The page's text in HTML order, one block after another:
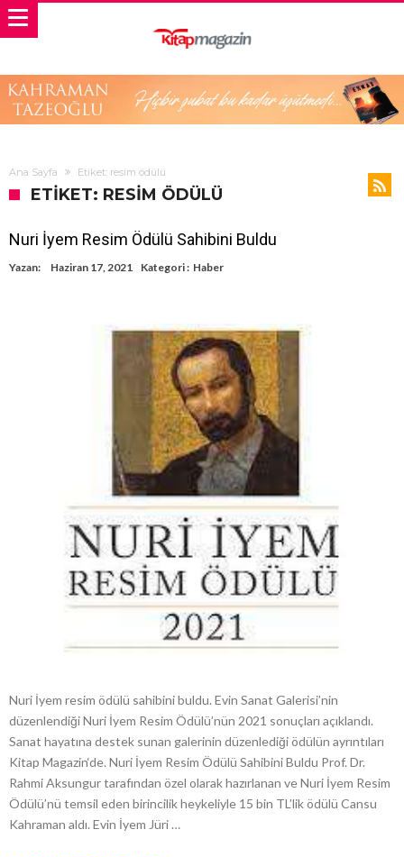
Ana Sayfa Etiket: resim ödülü
ETIKET: RESIM ÖDÜLÜ
Nuri İyem Resim Ödülü Sahibini Buldu
Yazan: Haziran 17, 2021 Kategori : Haber
Nuri İyem resim ödülü sahibini buldu. Evin Sanat Galerisi’nin
düzenlendiği Nuri İyem Resim Ödülü’nün 2021 sonuçları açıklandı.
Sanat hayatına destek sunan galerinin düzenlediği ödülün ayrıntıları
Kitap Magazin‘de. Nuri İyem Resim Ödülü Sahibini Buldu Prof. Dr.
Rahmi Aksungur tarafından özel olarak hazırlanan ve Nuri İyem Resim
Ödülü’nü temsil eden birincilik heykeliyle 15 bin TL’lik ödülü Cansu
Kahraman aldı. Evin İyem Jüri …